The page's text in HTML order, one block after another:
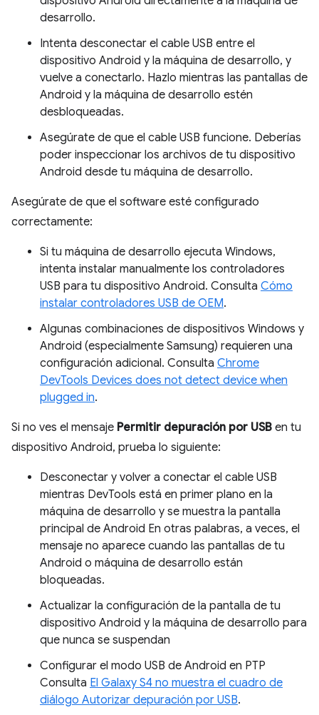
desarrollo.
Intenta desconectar el cable USB entre el
dispositivo Android y la máquina de desarrollo, y
vuelve a conectarlo. Hazlo mientras las pantallas de
Android y la máquina de desarrollo estén
desbloqueadas.
Asegúrate de que el cable USB funcione. Deberías
poder inspeccionar los archivos de tu dispositivo
Android desde tu máquina de desarrollo.
Asegúrate de que el software esté configurado
correctamente:
Si tu máquina de desarrollo ejecuta Windows,
intenta instalar manualmente los controladores
USB para tu dispositivo Android. Consulta Cómo
instalar controladores USB de OEM.
Algunas combinaciones de dispositivos Windows y
Android (especialmente Samsung) requieren una
configuración adicional. Consulta Chrome
DevTools Devices does not detect device when
plugged in.
Si no ves el mensaje Permitir depuración por USB en tu
dispositivo Android, prueba lo siguiente:
Desconectar y volver a conectar el cable USB
mientras DevTools está en primer plano en la
máquina de desarrollo y se muestra la pantalla
principal de Android En otras palabras, a veces, el
mensaje no aparece cuando las pantallas de tu
Android o máquina de desarrollo están
bloqueadas.
Actualizar la configuración de la pantalla de tu
dispositivo Android y la máquina de desarrollo para
que nunca se suspendan
Configurar el modo USB de Android en PTP
Consulta El Galaxy S4 no muestra el cuadro de
diálogo Autorizar depuración por USB.